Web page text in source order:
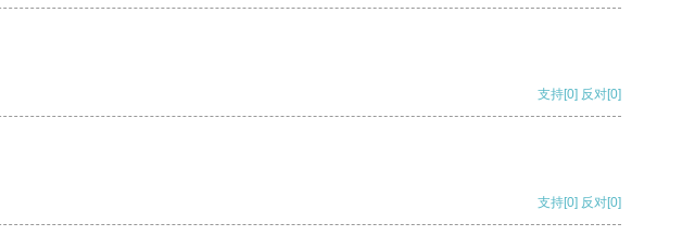
支持[0] 反对[0]
支持[0] 反对[0]